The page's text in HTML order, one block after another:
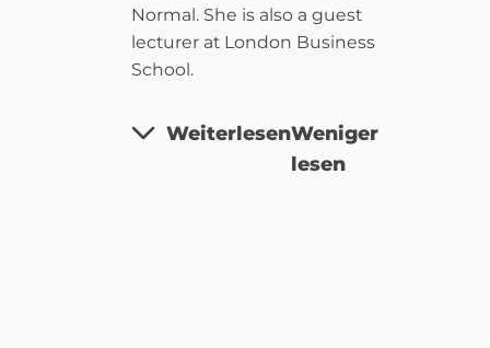
Normal. She is also a guest
lecturer at London Business
School.
WeiterlesenWeniger
lesen